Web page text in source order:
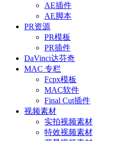
AE插件
AE脚本
PR资源
PR模板
PR插件
DaVinci达芬奇
MAC 专栏
Fcpx模板
MAC软件
Final Cut插件
视频素材
实拍视频素材
特效视频素材